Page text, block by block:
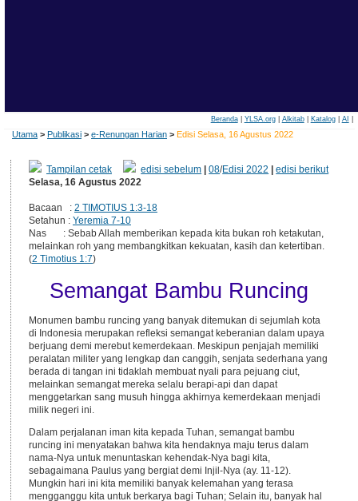
Beranda| YLSA.org| Alkitab| Katalog| AI
Utama > Publikasi > e-Renungan Harian > Edisi Selasa, 16 Agustus 2022
Tampilan cetak edisi sebelum |08/Edisi 2022 |edisi berikut
Selasa, 16 Agustus 2022
Bacaan : 2 TIMOTIUS 1:3-18
Setahun : Yeremia 7-10
Nas : Sebab Allah memberikan kepada kita bukan roh ketakutan,
melainkan roh yang membangkitkan kekuatan, kasih dan ketertiban.
(2 Timotius 1:7)
Semangat Bambu Runcing
Monumen bambu runcing yang banyak ditemukan di sejumlah kota
di Indonesia merupakan refleksi semangat keberanian dalam upaya
berjuang demi merebut kemerdekaan. Meskipun penjajah memiliki
peralatan militer yang lengkap dan canggih, senjata sederhana yang
berada di tangan ini tidaklah membuat nyali para pejuang ciut,
melainkan semangat mereka selalu berapi-api dan dapat
menggetarkan sang musuh hingga akhirnya kemerdekaan menjadi
milik negeri ini.
Dalam perjalanan iman kita kepada Tuhan, semangat bambu
runcing ini menyatakan bahwa kita hendaknya maju terus dalam
nama-Nya untuk menuntaskan kehendak-Nya bagi kita,
sebagaimana Paulus yang bergiat demi Injil-Nya (ay. 11-12).
Mungkin hari ini kita memiliki banyak kelemahan yang terasa
mengganggu kita untuk berkarya bagi Tuhan; Selain itu, banyak hal